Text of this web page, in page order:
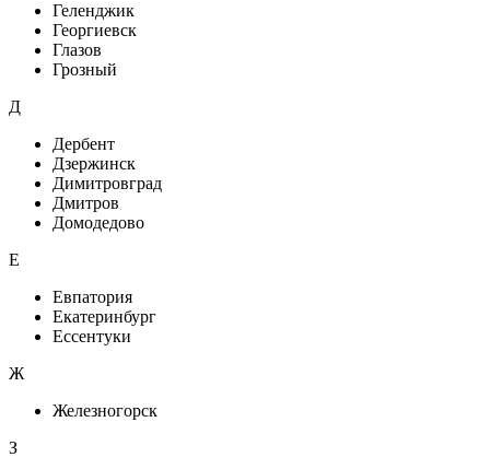
Геленджик
Георгиевск
Глазов
Грозный
Д
Дербент
Дзержинск
Димитровград
Дмитров
Домодедово
Е
Евпатория
Екатеринбург
Ессентуки
Ж
Железногорск
З